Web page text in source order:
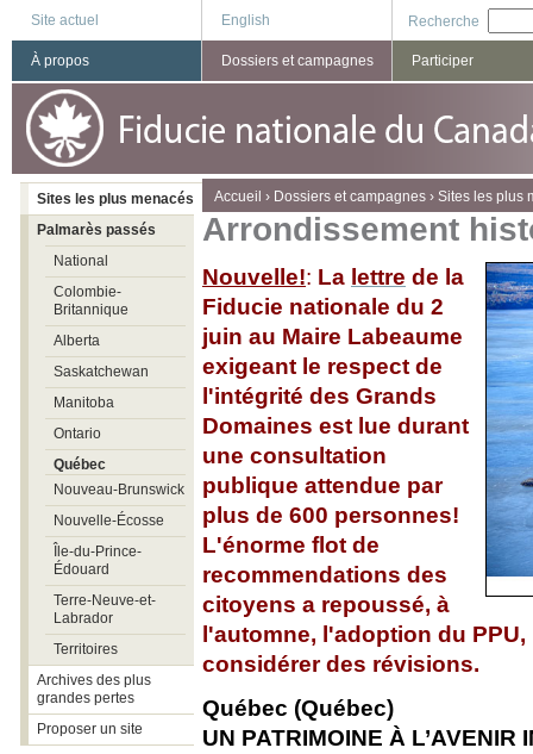
Site actuel English Recherche
You are here
Accueil › Dossiers et campagnes › Sites les plus
Arrondissement
Nouvelle!: La lettre de la
Fiducie nationale du 2
juin au Maire Labeaume
exigeant le respect de
l'intégrité des Grands
Domaines est lue durant
une consultation
publique attendue par
plus de 600 personnes!
L'énorme flot de
recommendations des
citoyens a repoussé, à
l'automne, l'adoption du
considérer des révisions.
Québec (Québec)
UN PATRIMOINE À L’AVENIR
À propos Dossiers et campagnes Participer
Sites les plus menacés
Palmarès passés
National
Colombie-
Britannique
Alberta
Saskatchewan
Manitoba
Ontario
Québec
Nouveau-Brunswick
Nouvelle-Écosse
Île-du-Prince-
Édouard
Terre-Neuve-et-
Labrador
Territoires
Archives des plus
grandes pertes
Proposer un site